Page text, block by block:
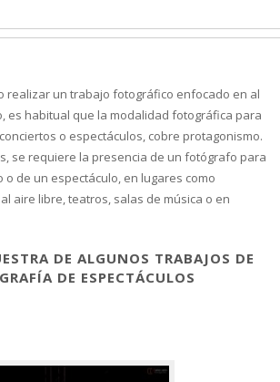
realizar un trabajo fotográfico enfocado en al
es habitual que la modalidad fotográfica para
o espectáculos, cobre protagonismo.
se requiere la presencia de un fotógrafo para
de un espectáculo, en lugares como
aire libre, teatros, salas de música o en
DE ALGUNOS TRABAJOS DE
DE ESPECTÁCULOS